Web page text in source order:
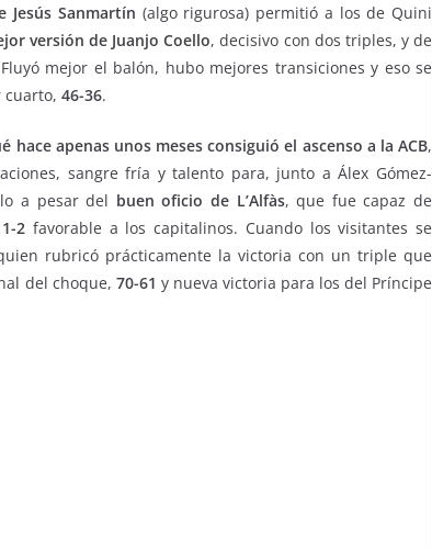
Sanmartín (algo rigurosa) permitió a los de Quini
versión de Juanjo Coello, decisivo con dos triples, y de
mejor el balón, hubo mejores transiciones y eso se
cuarto, 46-36.
hace apenas unos meses consiguió el ascenso a la ACB,
sangre fría y talento para, junto a Álex Gómez-
a pesar del buen oficio de L’Alfàs, que fue capaz de
2 favorable a los capitalinos. Cuando los visitantes se
rubricó prácticamente la victoria con un triple que
del choque, 70-61 y nueva victoria para los del Príncipe